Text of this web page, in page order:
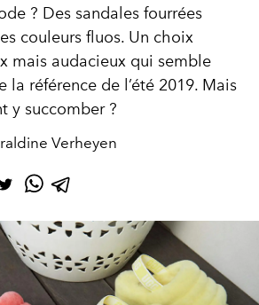
? Des sandales fourrées
couleurs fluos. Un choix
mais audacieux qui semble
la référence de l’été 2019. Mais
y succomber ?
Verheyen